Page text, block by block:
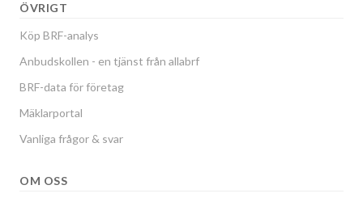
ÖVRIGT
Köp BRF-analys
Anbudskollen - en tjänst från allabrf
BRF-data för företag
Mäklarportal
Vanliga frågor & svar
OM OSS